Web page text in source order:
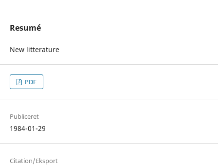
Resumé
New litterature
PDF
Publiceret
1984-01-29
Citation/Eksport